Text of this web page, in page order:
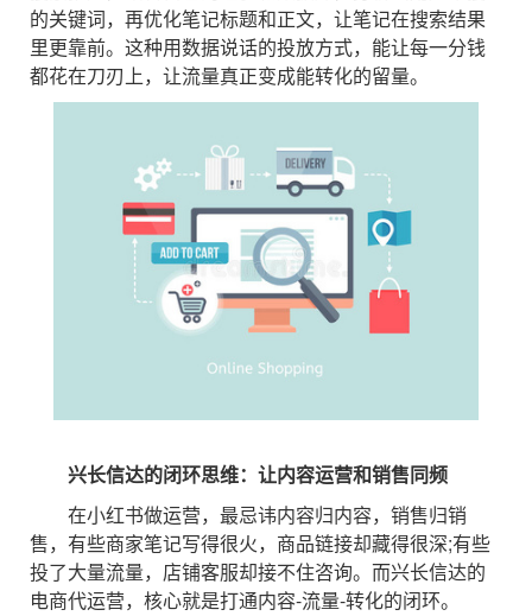
的关键词，再优化笔记标题和正文，让笔记在搜索结果
里更靠前。这种用数据说话的投放方式，能让每一分钱
都花在刀刃上，让流量真正变成能转化的留量。
兴长信达的闭环思维：让内容运营和销售同频
在小红书做运营，最忌讳内容归内容，销售归销
售，有些商家笔记写得很火，商品链接却藏得很深;有些
投了大量流量，店铺客服却接不住咨询。而兴长信达的
电商代运营，核心就是打通内容-流量-转化的闭环。